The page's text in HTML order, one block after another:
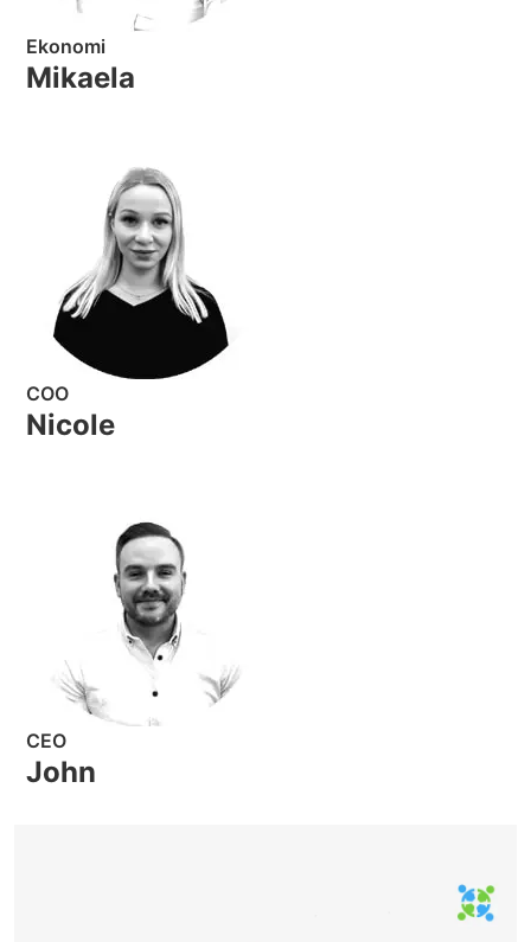
Ekonomi
Mikaela
COO
Nicole
CEO
John